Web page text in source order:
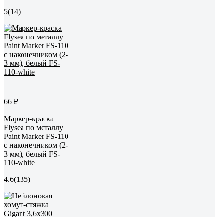
5(14)
66 ₽
Маркер-краска
Flysea по металлу
Paint Marker FS-110
с наконечником (2-
3 мм), белый FS-
110-white
4.6(135)